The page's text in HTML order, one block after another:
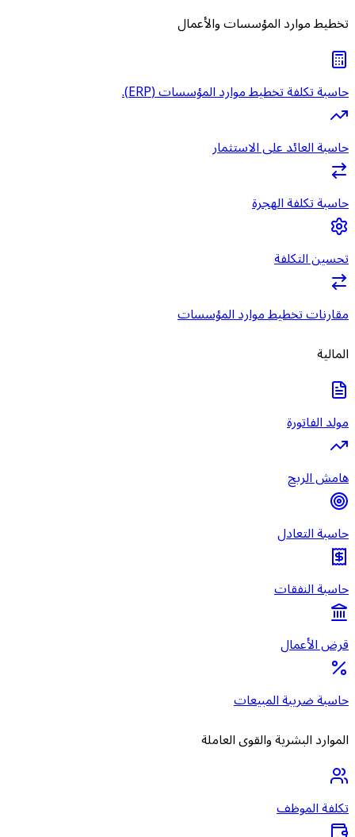
تخطيط موارد المؤسسات والأعمال
حاسبة تكلفة تخطيط موارد المؤسسات (ERP).
حاسبة العائد على الاستثمار
حاسبة تكلفة الهجرة
تحسين التكلفة
مقارنات تخطيط موارد المؤسسات
المالية
مولد الفاتورة
هامش الربح
حاسبة التعادل
حاسبة النفقات
قرض الأعمال
حاسبة ضريبة المبيعات
الموارد البشرية والقوى العاملة
تكلفة الموظف